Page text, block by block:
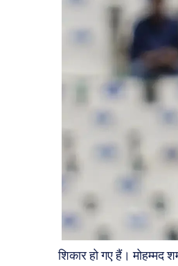
शिकार हो गए हैं। मोहम्मद